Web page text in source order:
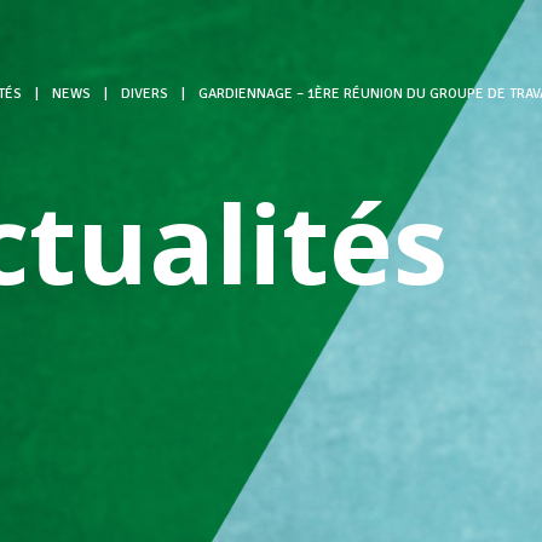
NEWS DIVERS GARDIENNAGE – 1ÈRE RÉUNION DU GROUPE DE